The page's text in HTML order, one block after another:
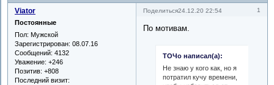
Поделиться 1
24.12.20 22:54
Viator
Постоянные
Пол: Мужской
Зарегистрирован: 08.07.16
Сообщений: 4132
Уважение: +246
Позитив: +808
Последний визит:
По мотивам.
ТОЧо написал(а):
Не знаю у кого как, но я
потратил кучу времени,